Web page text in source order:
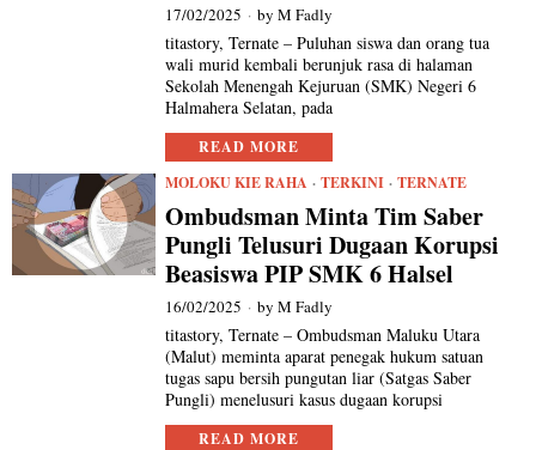
17/02/2025 byM Fadly
titastory, Ternate – Puluhan siswa dan orang tua
wali murid kembali berunjuk rasa di halaman
Sekolah Menengah Kejuruan (SMK) Negeri 6
Halmahera Selatan, pada
READ MORE
MOLOKU KIE RAHA · TERKINI · TERNATE
Ombudsman Minta Tim Saber
Pungli Telusuri Dugaan Korupsi
Beasiswa PIP SMK 6 Halsel
16/02/2025 byM Fadly
titastory, Ternate – Ombudsman Maluku Utara
(Malut) meminta aparat penegak hukum satuan
tugas sapu bersih pungutan liar (Satgas Saber
Pungli) menelusuri kasus dugaan korupsi
READ MORE